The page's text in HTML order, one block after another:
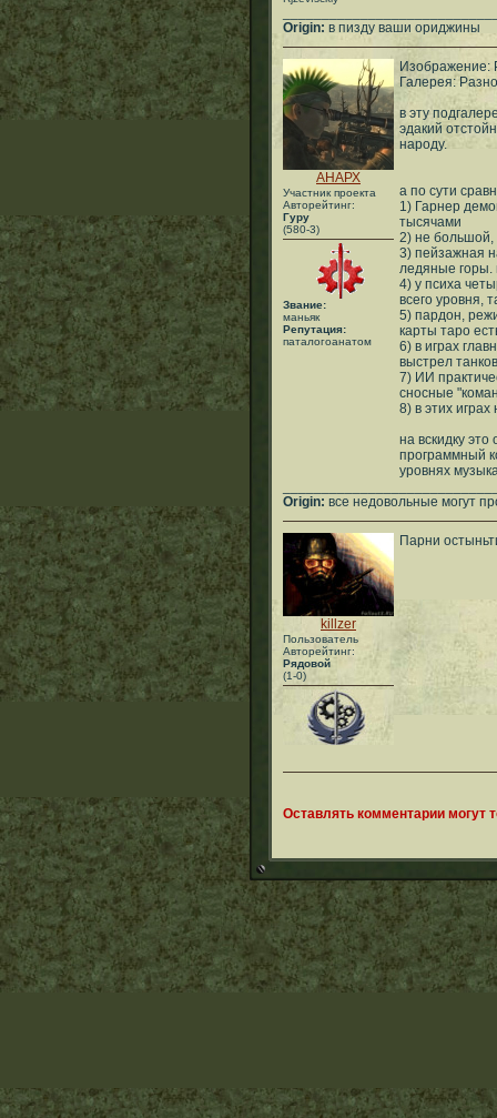
Origin: в пизду ваши ориджины
АНАРХ
Участник проекта
Авторейтинг:
Гуру
(580-3)
Звание:
маньяк
Репутация:
паталогоанатом
Изображение:
Галерея:
в эту
эдакий
народу.
а по сути
1) Гарнер
тысячами
2) не большой,
3) пейзажная
ледяные горы.
4) у психа
всего уровня,
5) пардон,
карты таро
6) в играх
выстрел
7) ИИ
сносные
8) в этих
на вскидку
программный
уровнях
Origin: все недовольные могут
killzer
Пользователь
Авторейтинг:
Рядовой
(1-0)
Парни
Оставлять комментарии могут